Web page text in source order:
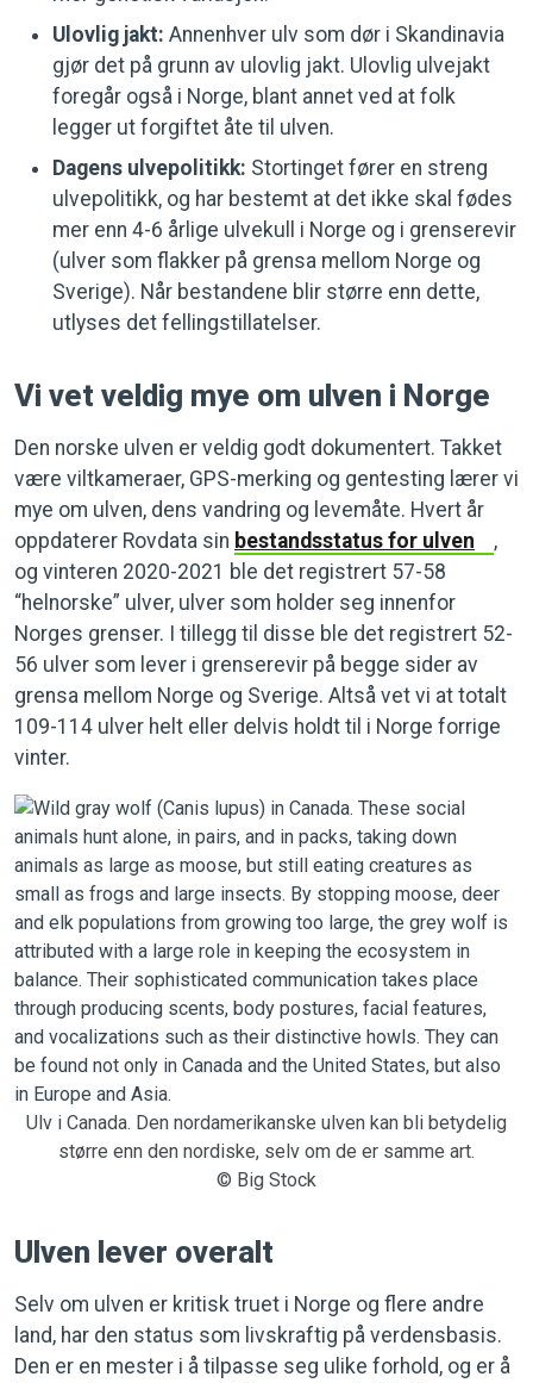
Ulovlig jakt: Annenhver ulv som dør i Skandinavia
gjør det på grunn av ulovlig jakt. Ulovlig ulvejakt
foregår også i Norge, blant annet ved at folk
legger ut forgiftet åte til ulven.
Dagens ulvepolitikk: Stortinget fører en streng
ulvepolitikk, og har bestemt at det ikke skal fødes
mer enn 4-6 årlige ulvekull i Norge og i grenserevir
(ulver som flakker på grensa mellom Norge og
Sverige). Når bestandene blir større enn dette,
utlyses det fellingstillatelser.
Vi vet veldig mye om ulven i Norge
Den norske ulven er veldig godt dokumentert. Takket
være viltkameraer, GPS-merking og gentesting lærer vi
mye om ulven, dens vandring og levemåte. Hvert år
oppdaterer Rovdata sin bestandsstatus for ulven
,
og v​interen 2020-2021 ble det registrert 57-58
“helnorske” ulver, ulver som holder seg innenfor
Norges grenser. I tillegg til disse ble det registrert 52-
56 ulver som lever i grenserevir på begge sider av
grensa mellom Norge og Sverige. Altså vet vi at totalt
109-114 ulver helt eller delvis holdt til i Norge forrige
vinter.
Ulv i Canada. Den nordamerikanske ulven kan bli betydelig
større enn den nordiske, selv om de er samme art.
© Big Stock
Ulven lever overalt
Selv om ulven er kritisk truet i Norge og flere andre
land, har den status som livskraftig på verdensbasis.
Den er en mester i å tilpasse seg ulike forhold, og er å